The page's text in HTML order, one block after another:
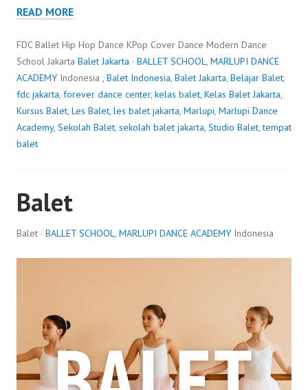
READ MORE
FDC Ballet Hip Hop Dance KPop Cover Dance Modern Dance
School Jakarta Balet Jakarta · BALLET SCHOOL, MARLUPI DANCE
ACADEMY Indonesia , Balet Indonesia, Balet Jakarta, Belajar Balet,
fdc jakarta, forever dance center, kelas balet, Kelas Balet Jakarta,
Kursus Balet, Les Balet, les balet jakarta, Marlupi, Marlupi Dance
Academy, Sekolah Balet, sekolah balet jakarta, Studio Balet,tempat
balet
Balet
Balet · BALLET SCHOOL, MARLUPI DANCE ACADEMY Indonesia